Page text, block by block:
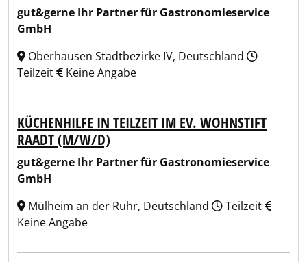
gut&gerne Ihr Partner für Gastronomieservice
GmbH
Oberhausen Stadtbezirke IV, Deutschland
Teilzeit
Keine Angabe
KÜCHENHILFE IN TEILZEIT IM EV. WOHNSTIFT
RAADT (M/W/D)
gut&gerne Ihr Partner für Gastronomieservice
GmbH
Mülheim an der Ruhr, Deutschland
Teilzeit
Keine Angabe